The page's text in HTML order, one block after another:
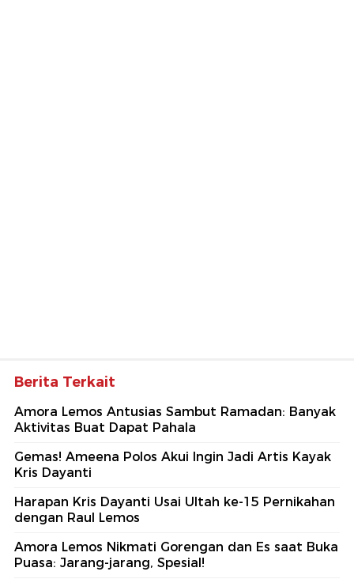
Berita Terkait
Amora Lemos Antusias Sambut Ramadan: Banyak
Aktivitas Buat Dapat Pahala
Gemas! Ameena Polos Akui Ingin Jadi Artis Kayak
Kris Dayanti
Harapan Kris Dayanti Usai Ultah ke-15 Pernikahan
dengan Raul Lemos
Amora Lemos Nikmati Gorengan dan Es saat Buka
Puasa: Jarang-jarang, Spesial!